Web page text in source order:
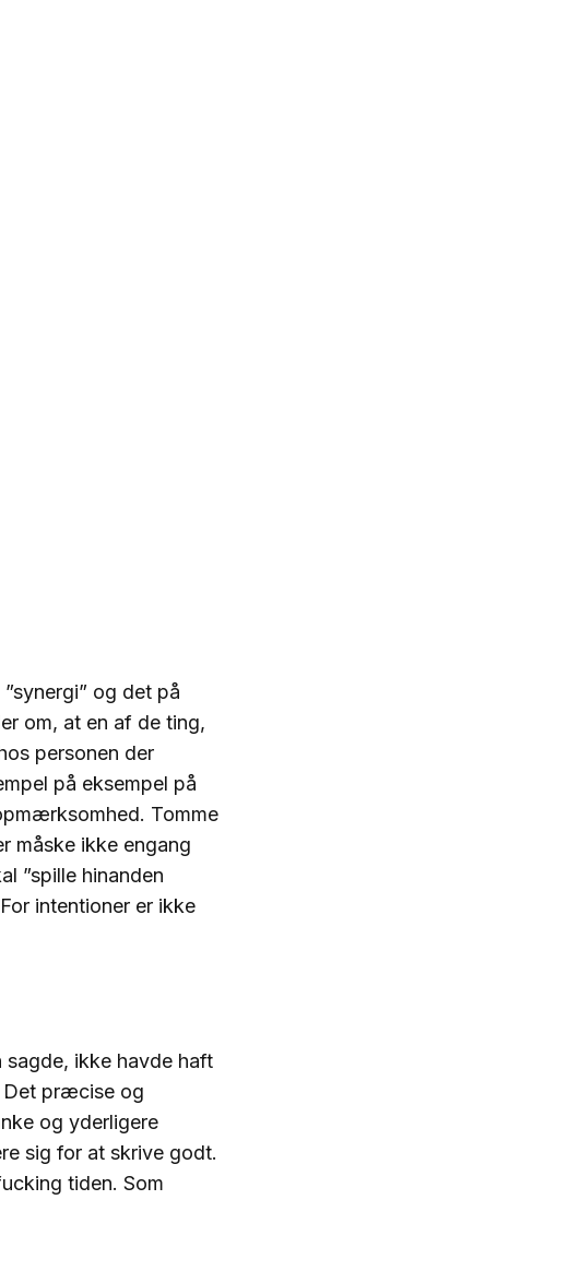
og det på
om, at en af de ting,
personen der
på eksempel på
Tomme
måske ikke engang
”spille hinanden
intentioner er ikke
sagde, ikke havde haft
Det præcise og
og yderligere
sig for at skrive godt.
tiden. Som